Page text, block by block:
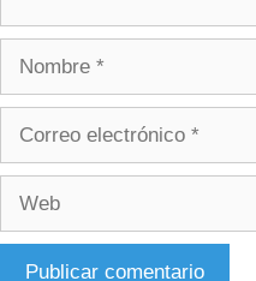
Nombre
Correo
Web